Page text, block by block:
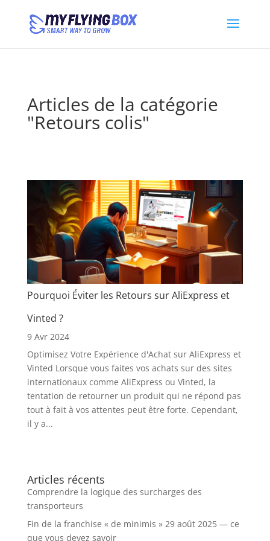
Articles de la catégorie
"Retours colis"
Pourquoi Éviter les Retours sur AliExpress et
Vinted ?
9 Avr 2024
Optimisez Votre Expérience d'Achat sur AliExpress et
Vinted Lorsque vous faites vos achats sur des sites
internationaux comme AliExpress ou Vinted, la
tentation de retourner un produit qui ne répond pas
tout à fait à vos attentes peut être forte. Cependant,
il y a...
Articles récents
Comprendre la logique des surcharges des
transporteurs
Fin de la franchise « de minimis » 29 août 2025 — ce
que vous devez savoir